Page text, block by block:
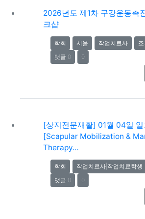
2026년도 제1차 구강운동촉
크샵
학회 서울 작업치료사
댓글 0
0
[상지전문재활] 01월 04일 일
[Scapular Mobilization &
Therapy…
학회 작업치료사|작업치료학생
댓글 0
0